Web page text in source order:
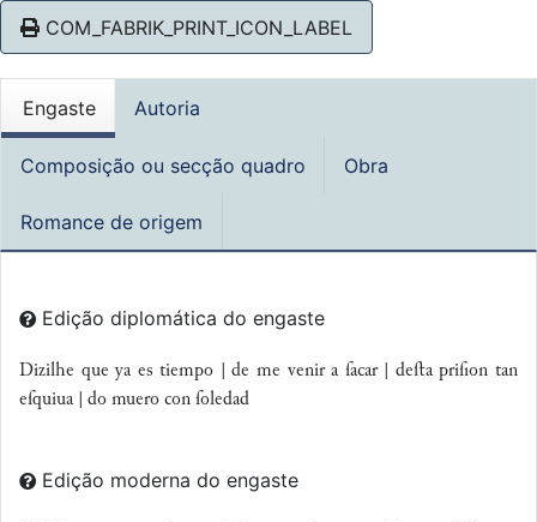
COM_FABRIK_PRINT_ICON_LABEL
Engaste Autoria
Composição ou secção quadro Obra
Romance de origem
Edição diplomática do engaste
Dizilhe que ya es tiempo | de me venir a ſacar | deﬅa priſion tan
eſquiua | do muero con ſoledad
Edição moderna do engaste